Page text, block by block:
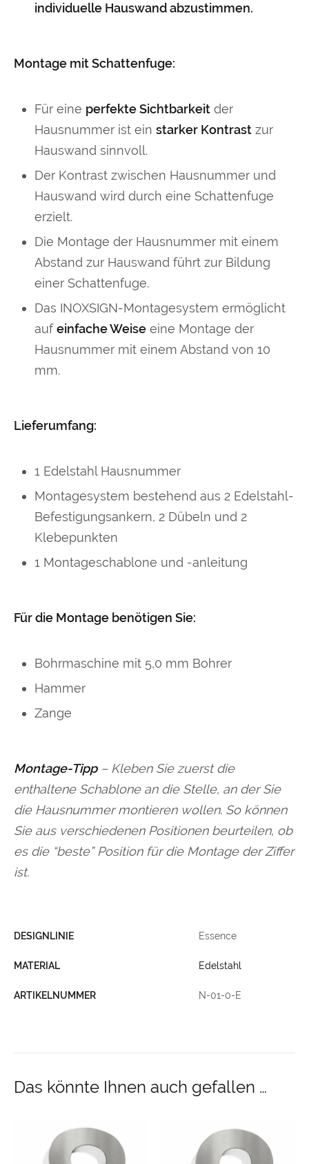
individuelle Hauswand abzustimmen.
Montage mit Schattenfuge:
Für eine perfekte Sichtbarkeit der
Hausnummer ist ein starker Kontrast zur
Hauswand sinnvoll.
Der Kontrast zwischen Hausnummer und
Hauswand wird durch eine Schattenfuge
erzielt.
Die Montage der Hausnummer mit einem
Abstand zur Hauswand führt zur Bildung
einer Schattenfuge.
Das INOXSIGN-Montagesystem ermöglicht
aufeinfache Weise eine Montage der
Hausnummer mit einem Abstand von 10
mm.
Lieferumfang:
1 Edelstahl Hausnummer
Montagesystem bestehend aus 2 Edelstahl-
Befestigungsankern, 2 Dübeln und 2
Klebepunkten
1 Montageschablone und -anleitung
Für die Montage benötigen Sie:
Bohrmaschine mit 5,0 mm Bohrer
Hammer
Zange
Montage-Tipp– Kleben Sie zuerst die
enthaltene Schablone an die Stelle, an der Sie
die Hausnummer montieren wollen. So können
Sie aus verschiedenen Positionen beurteilen, ob
es die “beste” Position für die Montage der Ziffer
ist.
DESIGNLINIE Essence
MATERIAL Edelstahl
ARTIKELNUMMER N-01-0-E
Das könnte Ihnen auch gefallen …